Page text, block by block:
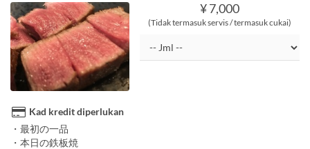
¥ 7,000
(Tidak termasuk servis / termasuk cukai)
Kad kredit diperlukan
・最初の一品
・本日の鉄板焼